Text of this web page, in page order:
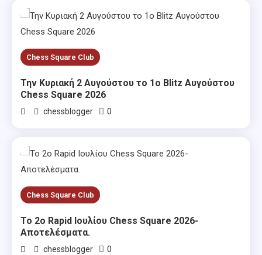
Chess Square Club
Την Κυριακή 2 Αυγούστου το 1ο Blitz Αυγούστου
Chess Square 2026
chessblogger 0
Chess Square Club
Το 2ο Rapid Ιουλίου Chess Square 2026-
Αποτελέσματα.
chessblogger 0